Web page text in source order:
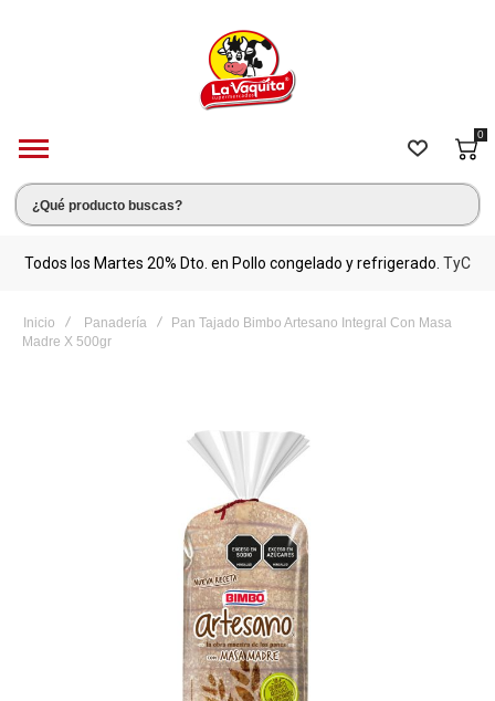
0
Todos los Martes 20% Dto. en Pollo congelado y refrigerado. TyC
Inicio Panadería
Pan Tajado Bimbo Artesano Integral Con Masa
Madre X 500gr